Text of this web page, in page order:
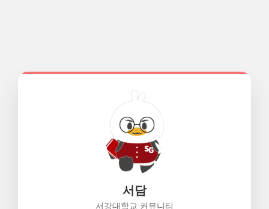
서담
서강대학교 커뮤니티